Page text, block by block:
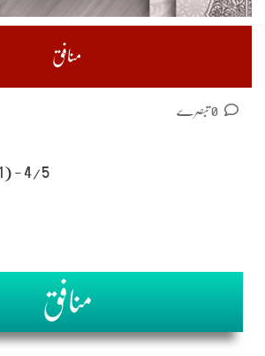
منافق
4/5 - (1 vote)
منافق